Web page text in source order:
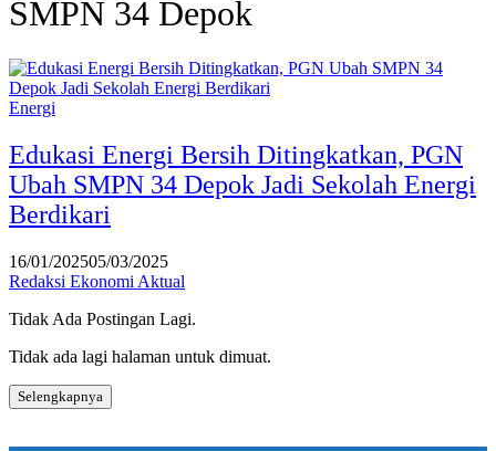
SMPN 34 Depok
Energi
Edukasi Energi Bersih Ditingkatkan, PGN
Ubah SMPN 34 Depok Jadi Sekolah Energi
Berdikari
16/01/202505/03/2025
Redaksi Ekonomi Aktual
Tidak Ada Postingan Lagi.
Tidak ada lagi halaman untuk dimuat.
Selengkapnya